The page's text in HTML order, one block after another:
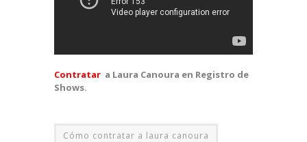
Contratar a Laura Canoura en Registro de
Shows.
Cómo contratar a laura canoura